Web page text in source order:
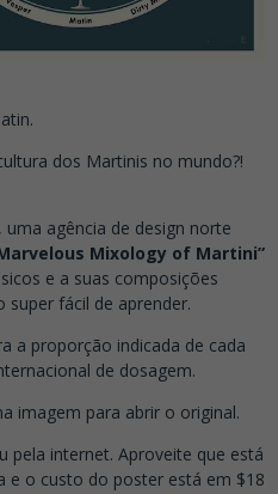
dos Martinis no mundo?!
, uma agência de design norte
Mixology of Martini”
e a suas composições
super fácil de aprender.
a proporção indicada de cada
de dosagem.
imagem para abrir o original.
pela internet. Aproveite que está
o custo do poster está em $18